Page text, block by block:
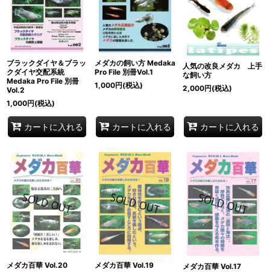
ブラックダイヤ＆ブラッ
クダイヤ交配系統
Medaka Pro File 別冊
Vol.2
1,000円(税込)
カートに入れる
メダカの飼い方 Medaka
Pro File 別冊Vol.1
1,000円(税込)
カートに入れる
人気の改良メダカ 上手
な飼い方
2,000円(税込)
カートに入れる
メダカ百華 Vol.20
メダカ百華 Vol.19
メダカ百華 Vol.17